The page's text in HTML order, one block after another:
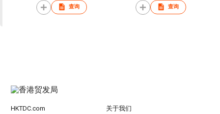
查询 查询
HKTDC.com 关于我们